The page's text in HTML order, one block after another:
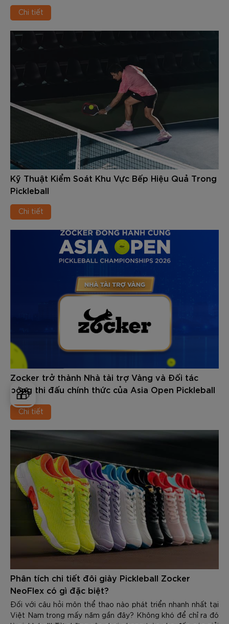
🎁
Chi tiết
Kỹ Thuật Kiểm Soát Khu Vực Bếp Hiệu Quả Trong
Pickleball
Chi tiết
Zocker trở thành Nhà tài trợ Vàng và Đối tác
bóng thi đấu chính thức của Asia Open Pickleball
Championships 2026
Chi tiết
Phân tích chi tiết đôi giày Pickleball Zocker
NeoFlex có gì đặc biệt?
Đối với câu hỏi môn thể thao nào phát triển nhanh nhất tại
Việt Nam trong mấy năm gần đây? Không khó để chỉ ra đó